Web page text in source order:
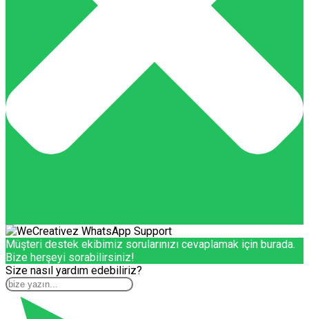
Müşteri destek ekibimiz sorularınızı cevaplamak için burada.
Bize herşeyi sorabilirsiniz!
Size nasıl yardım edebiliriz?